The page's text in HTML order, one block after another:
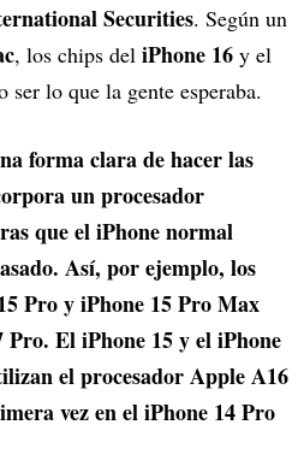
Securities. Según un
, los chips del iPhone 16 y el
ser lo que la gente esperaba.
forma clara de hacer las
un procesador
que el iPhone normal
Así, por ejemplo, los
Pro y iPhone 15 Pro Max
El iPhone 15 y el iPhone
el procesador Apple A16
vez en el iPhone 14 Pro